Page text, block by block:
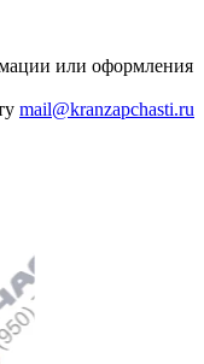
или оформления
mail@kranzapchasti.ru